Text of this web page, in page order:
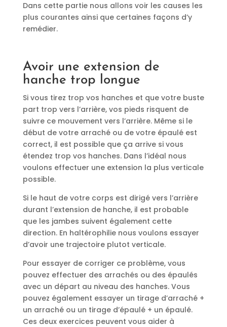
Dans cette partie nous allons voir les causes les
plus courantes ainsi que certaines façons d’y
remédier.
Avoir une extension de
hanche trop longue
Si vous tirez trop vos hanches et que votre buste
part trop vers l’arrière, vos pieds risquent de
suivre ce mouvement vers l’arrière. Même si le
début de votre arraché ou de votre épaulé est
correct, il est possible que ça arrive si vous
étendez trop vos hanches. Dans l’idéal nous
voulons effectuer une extension la plus verticale
possible.
Si le haut de votre corps est dirigé vers l’arrière
durant l’extension de hanche, il est probable
que les jambes suivent également cette
direction. En haltérophilie nous voulons essayer
d’avoir une trajectoire plutot verticale.
Pour essayer de corriger ce problème, vous
pouvez effectuer des arrachés ou des épaulés
avec un départ au niveau des hanches. Vous
pouvez également essayer un tirage d’arraché +
un arraché ou un tirage d’épaulé + un épaulé.
Ces deux exercices peuvent vous aider à